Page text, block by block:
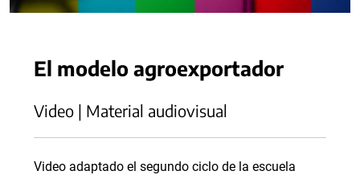
El modelo agroexportador
Video | Material audiovisual
Video adaptado el segundo ciclo de la escuela